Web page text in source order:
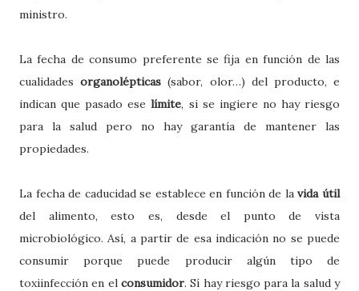
ministro.
La fecha de consumo preferente se fija en función de las
cualidadesorganolépticas(sabor, olor…) del producto, e
indican que pasado eselímite, si se ingiere no hay riesgo
para la salud pero no hay garantía de mantener las
propiedades.
La fecha de caducidad se establece en función de lavida útil
del alimento, esto es, desde el punto de vista
microbiológico. Así, a partir de esa indicación no se puede
consumir porque puede producir algún tipo de
toxiinfección en el consumidor. Sí hay riesgo para la salud y